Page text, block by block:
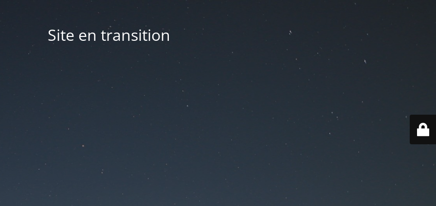
Site en transition